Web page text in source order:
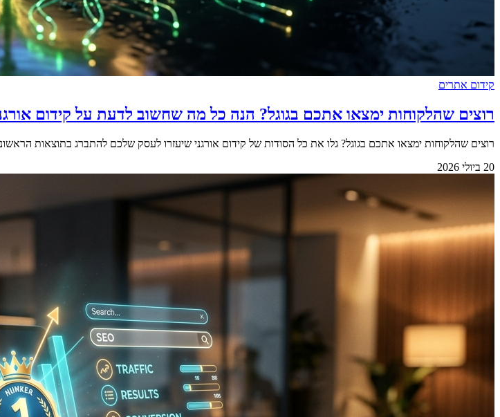
קידום אתרים
רוצים שהלקוחות ימצאו אתכם בגוגל? הנה כל מה שחשוב לדעת על קידום
רוצים שהלקוחות ימצאו אתכם בגוגל? גלו את כל הסודות של קידום אורגני שיעזרו לעסק שלכם להתברג בתוצאות
20 ביולי 2026